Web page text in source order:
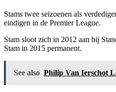
Stams twee seizoenen als
eindigen in de Premier League.
Stam sloot zich in 2012 aan bij
Stam in 2015 permanent.
See also Philip Van Ierschot